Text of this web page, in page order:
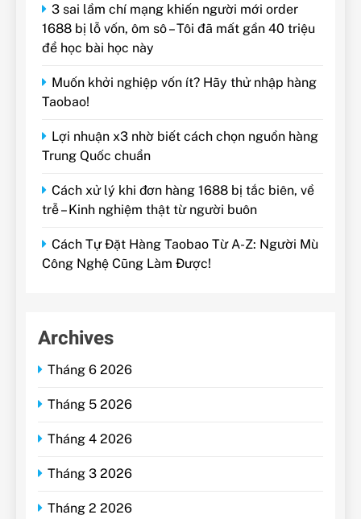
3 sai lầm chí mạng khiến người mới order
1688 bị lỗ vốn, ôm sô – Tôi đã mất gần 40 triệu
để học bài học này
Muốn khởi nghiệp vốn ít? Hãy thử nhập hàng
Taobao!
Lợi nhuận x3 nhờ biết cách chọn nguồn hàng
Trung Quốc chuẩn
Cách xử lý khi đơn hàng 1688 bị tắc biên, về
trễ – Kinh nghiệm thật từ người buôn
Cách Tự Đặt Hàng Taobao Từ A-Z: Người Mù
Công Nghệ Cũng Làm Được!
Archives
Tháng 6 2026
Tháng 5 2026
Tháng 4 2026
Tháng 3 2026
Tháng 2 2026